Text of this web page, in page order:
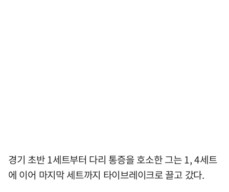
경기 초반 1세트부터 다리 통증을 호소한 그는 1, 4세트
에 이어 마지막 세트까지 타이브레이크로 끌고 갔다.